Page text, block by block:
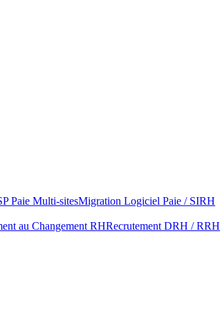
Paie Multi-sitesMigration Logiciel Paie / SIRH
au Changement RHRecrutement DRH / RRH